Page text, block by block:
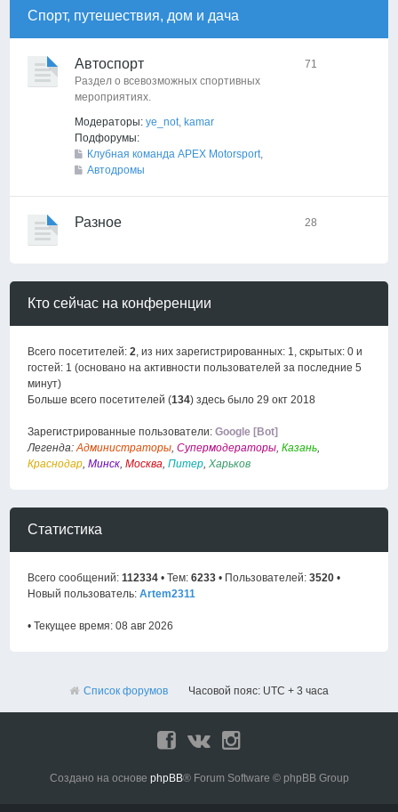
Спорт, путешествия, дом и дача
Автоспорт
Раздел о всевозможных спортивных
мероприятиях.
Модераторы: ye_not, kamar
Подфорумы:
Клубная команда APEX Motorsport,
Автодромы
71
Разное 28
Кто сейчас на конференции
Всего посетителей:2, из них зарегистрированных: 1, скрытых: 0 и
гостей: 1 (основано на активности пользователей за последние 5
минут)
Больше всего посетителей (134) здесь было 29 окт 2018
Зарегистрированные пользователи:Google [Bot]
Легенда:Администраторы,Супермодераторы,Казань,
Краснодар,Минск,Москва,Питер,Харьков
Статистика
Всего сообщений:112334 • Тем:6233 • Пользователей:3520 •
Новый пользователь:Artem2311
• Текущее время: 08 авг 2026
Список форумов Часовой пояс: UTC + 3 часа
Создано на основе phpBB® Forum Software © phpBB Group